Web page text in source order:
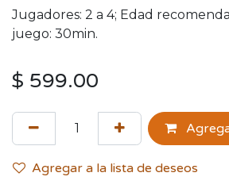
Jugadores: 2 a 4; Edad
juego: 30min.
$ 599.00
Agregar a la lista de deseos